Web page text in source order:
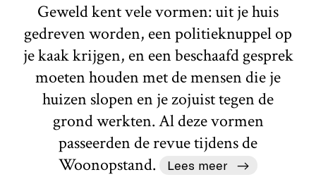
Geweld kent vele vormen: uit je huis
gedreven worden, een politieknuppel op
je kaak krijgen, en een beschaafd gesprek
moeten houden met de mensen die je
huizen slopen en je zojuist tegen de
grond werkten. Al deze vormen
passeerden de revue tijdens de
Woonopstand.
Lees meer